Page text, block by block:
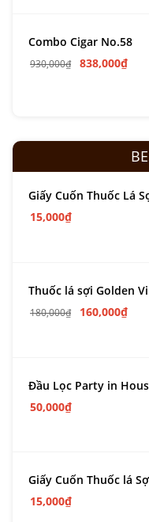
Combo Cigar No.58
930,000₫ 838,000₫
Giấy Cuốn Thuốc Lá
15,000₫
Thuốc lá sợi Golden
180,000₫ 160,000₫
Đầu Lọc Party in
50,000₫
Giấy Cuốn Thuốc lá
15,000₫